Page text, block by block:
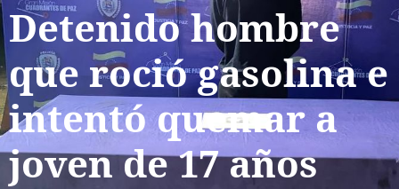
Detenido hombre
que roció gasolina e
intentó quemar a
joven de 17 años